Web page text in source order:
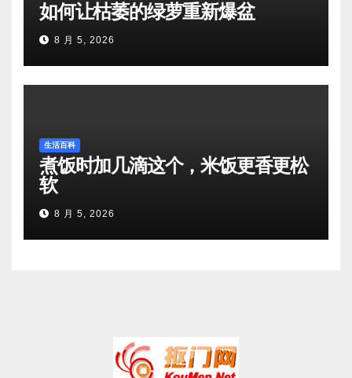
如何让枯萎的绿萝重新爆盆
8 月 5, 2026
生活百科
煮饭时加几滴这个，米饭更香更松
软
8 月 5, 2026